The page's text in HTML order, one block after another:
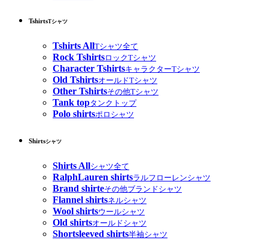
TshirtsTシャツ
Tshirts AllTシャツ全て
Rock TshirtsロックTシャツ
Character TshirtsキャラクターTシャツ
Old TshirtsオールドTシャツ
Other Tshirtsその他Tシャツ
Tank topタンクトップ
Polo shirtsポロシャツ
Shirtsシャツ
Shirts Allシャツ全て
RalphLauren shirtsラルフローレンシャツ
Brand shirteその他ブランドシャツ
Flannel shirtsネルシャツ
Wool shirtsウールシャツ
Old shirtsオールドシャツ
Shortsleeved shirts半袖シャツ